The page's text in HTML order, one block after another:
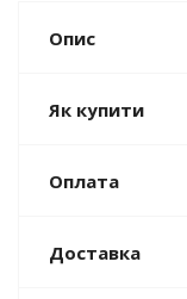
Опис
Як купити
Оплата
Доставка